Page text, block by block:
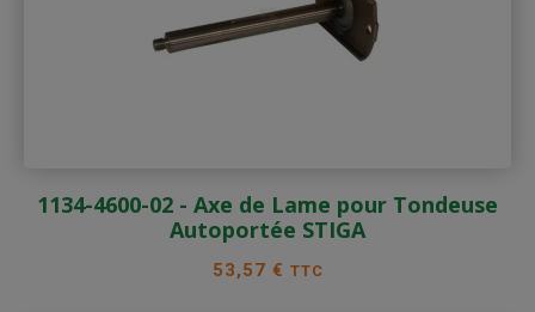
1134-4600-02 - Axe de Lame pour Tondeuse
Autoportée STIGA
Prix
53,57 € TTC